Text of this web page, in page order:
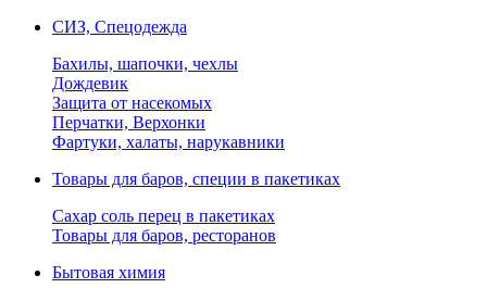
СИЗ, Спецодежда
Бахилы, шапочки, чехлы
Дождевик
Защита от насекомых
Перчатки, Верхонки
Фартуки, халаты, нарукавники
Товары для баров, специи в пакетиках
Сахар соль перец в пакетиках
Товары для баров, ресторанов
Бытовая химия